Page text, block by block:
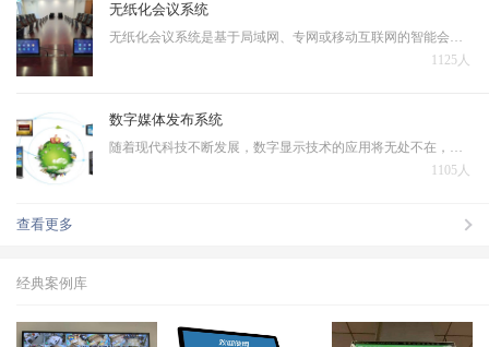
无纸化会议系统
1125人
数字媒体发布系统
1105人
查看更多
经典案例库